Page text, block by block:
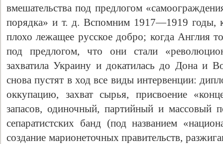
вмешательства под предлогом
порядка» и т. д. Вспомним 1917—1919 годы,
плохо лежащее русское добро; когда Англия
под предлогом, что они стали
захватила Украину и докатилась до Дона и
снова пустят в ход все виды интервенции:
оккупацию, захват сырья, присвоение
запасов, одиночный, партийный и массовый
сепаратистских банд (под названием
создание марионеточных правительств,